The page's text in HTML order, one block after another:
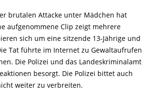
brutalen Attacke unter Mädchen hat
aufgenommene Clip zeigt mehrere
sich um eine sitzende 13-Jährige und
Tat führte im Internet zu Gewaltaufrufen
Die Polizei und das Landeskriminalamt
besorgt. Die Polizei bittet auch
weiter zu verbreiten.